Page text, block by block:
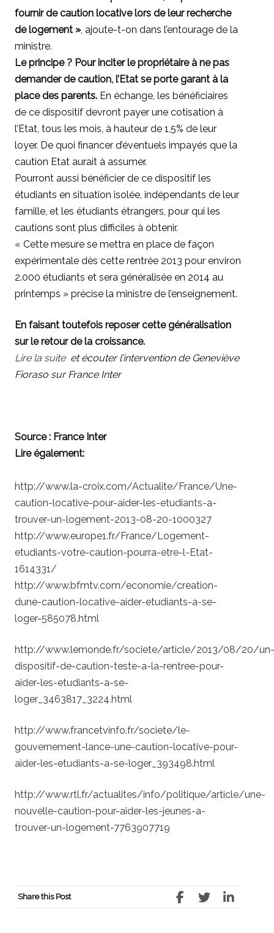
fournir de caution locative lors de leur recherche
de logement », ajoute-t-on dans l’entourage de la
ministre.
Le principe ? Pour inciter le propriétaire à ne pas
demander de caution, l’Etat se porte garant à la
place des parents. En échange, les bénéficiaires
de ce dispositif devront payer une cotisation à
l’Etat, tous les mois, à hauteur de 1,5% de leur
loyer. De quoi financer d’éventuels impayés que la
caution Etat aurait à assumer.
Pourront aussi bénéficier de ce dispositif les
étudiants en situation isolée, indépendants de leur
famille, et les étudiants étrangers, pour qui les
cautions sont plus difficiles à obtenir.
« Cette mesure se mettra en place de façon
expérimentale dès cette rentrée 2013 pour environ
2.000 étudiants et sera généralisée en 2014 au
printemps » précise la ministre de l’enseignement.
En faisant toutefois reposer cette généralisation
sur le retour de la croissance.
Lire la suiteet écouter l’intervention de Geneviève
Fioraso sur France Inter
Source : France Inter
Lire également:
http://www.la-croix.com/Actualite/France/Une-
caution-locative-pour-aider-les-etudiants-a-
trouver-un-logement-2013-08-20-1000327
http://www.europe1.fr/France/Logement-
etudiants-votre-caution-pourra-etre-l-Etat-
1614331/
http://www.bfmtv.com/economie/creation-
dune-caution-locative-aider-etudiants-a-se-
loger-585078.html
http://www.lemonde.fr/societe/article/2013/08/20/un-
dispositif-de-caution-teste-a-la-rentree-pour-
aider-les-etudiants-a-se-
loger_3463817_3224.html
http://www.francetvinfo.fr/societe/le-
gouvernement-lance-une-caution-locative-pour-
aider-les-etudiants-a-se-loger_393498.html
http://www.rtl.fr/actualites/info/politique/article/une-
nouvelle-caution-pour-aider-les-jeunes-a-
trouver-un-logement-7763907719
Share this Post